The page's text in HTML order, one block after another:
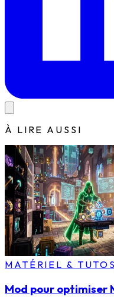
À LIRE AUSSI
MATÉRIEL & TUTOS
Mod pour optimiser